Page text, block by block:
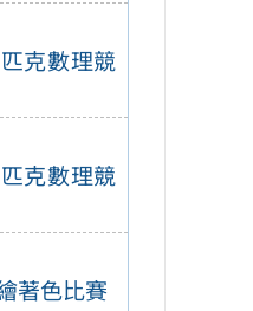
克數理競
克數理競
著色比賽